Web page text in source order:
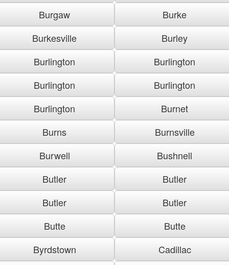
Burgaw
Burke
Burkesville
Burley
Burlington
Burlington
Burlington
Burlington
Burlington
Burnet
Burns
Burnsville
Burwell
Bushnell
Butler
Butler
Butler
Butler
Butte
Butte
Byrdstown
Cadillac